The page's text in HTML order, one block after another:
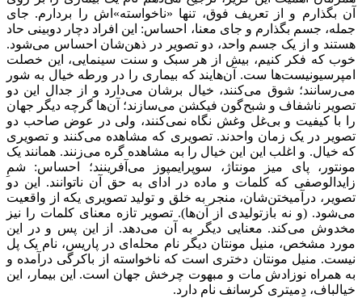
آن بگذارم و از تعریف فوق، تنها «ناخواسته‌»اش را بردارم. جای
جمله، جسم بگذارم و جای معنا، احساس: این افراد دچار دوبینی حاد
هستند و از یک جسم واحد، دو تصویر در ذهن‌شان احساس می‌شود.
خوب که فکر کنیم، بیش از هر سبک و سنت سینمایی، این خصلت
امپرسیونیست‌ها ست. آن‌هایند که بیماری را در ورطه خیال به شور
می‌رسانند؛ شوق می‌کنند، خیال برشان می‌دارد و از جدال این دو
تصویر ناشفاف و شبح‌گون فیکشن می‌سازند؛ آن‌ها گرچه دیگر جهان
را با کیفیت و بی‌غل وغش نگاه نمی‌کنند، ولی در عوض صاحب دو
تصویر در یک زمان واحدند. تصویری که مشاهده می‌کنند و تصویری
که خیال. و اغلب این این خیال را به مشاهده گره می‌زنند. همانند یک
مونتور، پای میز مونتاژ، سوپرایمپوز می‌آفرینند؛ احساس: شمِ
زایدالوصفی که کلمات و ماده در ادای به حق آن ناتوانند. این دو
تصویر، درآمیختن‌شان، منجر به خلق و تولید تصویری یکه از واقعیت
می‌شود. (و نه بازتولیدی از آن‌ها). تصویر تازه معنای کلمات را نیز
مخدوش می‌کند. معنایی دیگر به آن می‌دهد. از این پس و در این
مورد مشخص، منیل مونتان دیگر نام محله‌ای در پاریس، نام یک پل
نیست. منیل مونتان دختری است که ناخواسته از باکرگی درآمده و
به همراه نوزادش مات و مبهوت چرخش جهان است. این بیمار، این
خیالباف، دِمیتری کرسانف نام دارد.